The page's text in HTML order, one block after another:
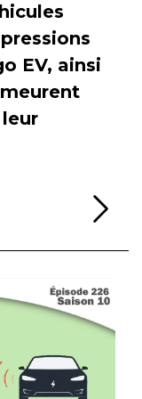
EV, ainsi